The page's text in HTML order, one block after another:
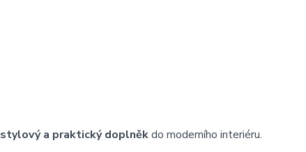
stylový a praktický doplněkdo moderního interiéru.